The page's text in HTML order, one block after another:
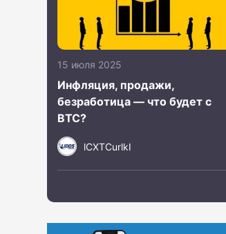
15 июля 2025
Инфляция, продажи,
безработица — что будет с
BTC?
lCXTCurlkI